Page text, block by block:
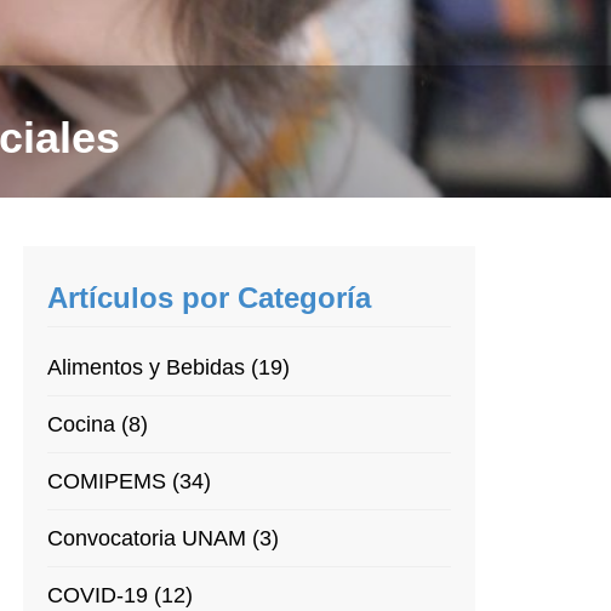
Artículos por Categoría
Alimentos y Bebidas (19)
Cocina (8)
COMIPEMS (34)
Convocatoria UNAM (3)
COVID-19 (12)